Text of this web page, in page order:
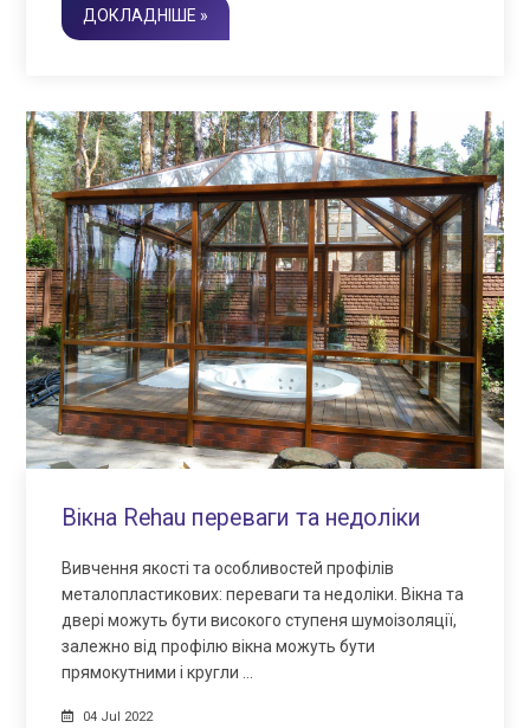
ДОКЛАДНІШЕ »
Вікна Rehau переваги та недоліки
Вивчення якості та особливостей профілів
металопластикових: переваги та недоліки. Вікна та
двері можуть бути високого ступеня шумоізоляції,
залежно від профілю вікна можуть бути
прямокутними і кругли …
04 Jul 2022